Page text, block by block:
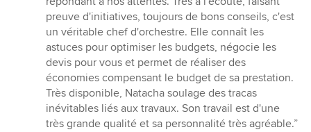
preuve d'initiatives, toujours de bons conseils, c'est
un véritable chef d'orchestre. Elle connaît les
astuces pour optimiser les budgets, négocie les
devis pour vous et permet de réaliser des
économies compensant le budget de sa prestation.
Très disponible, Natacha soulage des tracas
inévitables liés aux travaux. Son travail est d'une
très grande qualité et sa personnalité très agréable.”